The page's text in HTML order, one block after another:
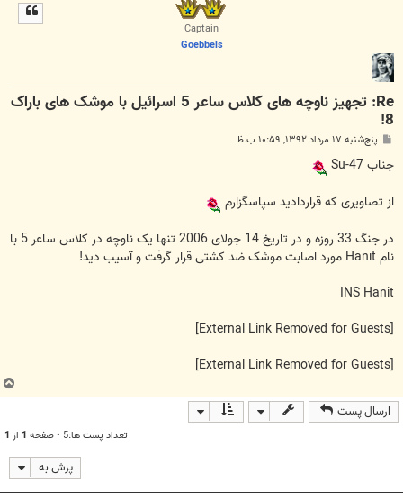
Captain
Goebbels
Re: تجهیز ناوچه های کلاس ساعر 5 اسرائیل با موشک های باراک
8!
س
ت
پنج‌شنبه ۱۷ مرداد ۱۳۹۲, ۱۰:۵۹ ب.ظ
جناب Su-47
از تصاویری که قراردادید سپاسگزارم
در جنگ 33 روزه و در تاریخ 14 جولای 2006 تنها یک ناوچه در کلاس ساعر 5 با
نام Hanit مورد اصابت موشک ضد کشتی قرار گرفت و آسیب دید!
INS Hanit
[External Link Removed for Guests]
[External Link Removed for Guests]
ارسال پست
تعداد پست ها:5 • صفحه 1 از 1
پرش به